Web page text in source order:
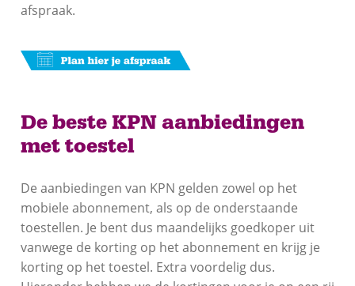
afspraak.
De beste KPN aanbiedingen
met toestel
De aanbiedingen van KPN gelden zowel op het
mobiele abonnement, als op de onderstaande
toestellen. Je bent dus maandelijks goedkoper uit
vanwege de korting op het abonnement en krijg je
korting op het toestel. Extra voordelig dus.